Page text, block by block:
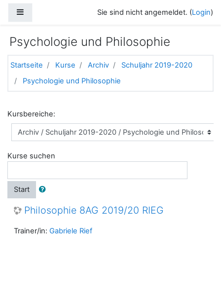
Sie sind nicht angemeldet. (Login)
Psychologie und Philosophie
Startseite Kurse Archiv
Schuljahr 2019-2020
Psychologie und Philosophie
Kursbereiche:
Kurse suchen
Start
Philosophie 8AG 2019/20 RIEG
Trainer/in: Gabriele Rief